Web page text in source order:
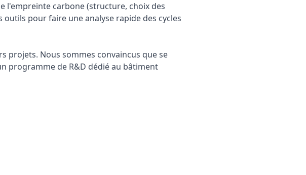
l'empreinte carbone (structure, choix des
pour faire une analyse rapide des cycles
projets. Nous sommes convaincus que se
programme de R&D dédié au bâtiment